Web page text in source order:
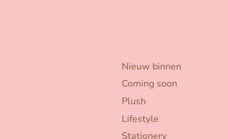
Nieuw binnen
Coming soon
Plush
Lifestyle
Stationery